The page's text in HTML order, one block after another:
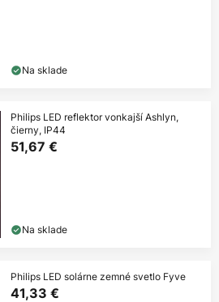
Na sklade
Philips LED reflektor vonkajší Ashlyn,
čierny, IP44
51,67 €
Na sklade
Philips LED solárne zemné svetlo Fyve
41,33 €